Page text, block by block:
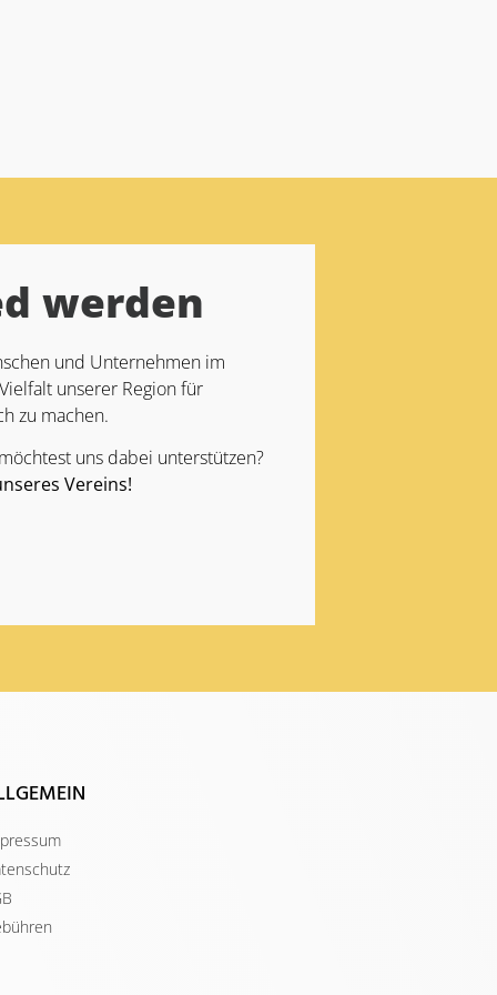
werden
und Unternehmen im
unserer Region für
zu machen.
uns dabei unterstützen?
Vereins!